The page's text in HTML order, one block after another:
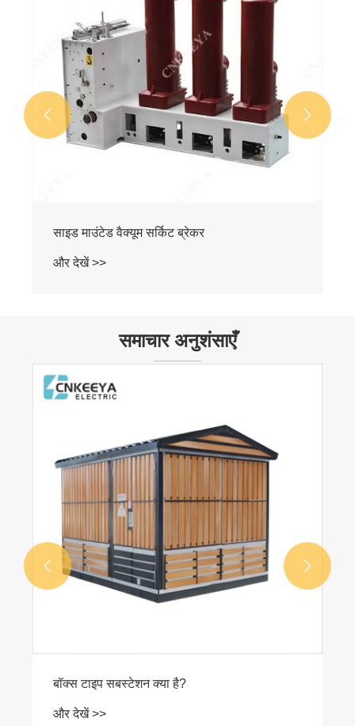
साइड माउंटेड वैक्यूम सर्किट ब्रेकर
और देखें >>
 
समाचार अनुशंसाएँ
बॉक्स टाइप सबस्टेशन क्या है?
और देखें >>
 